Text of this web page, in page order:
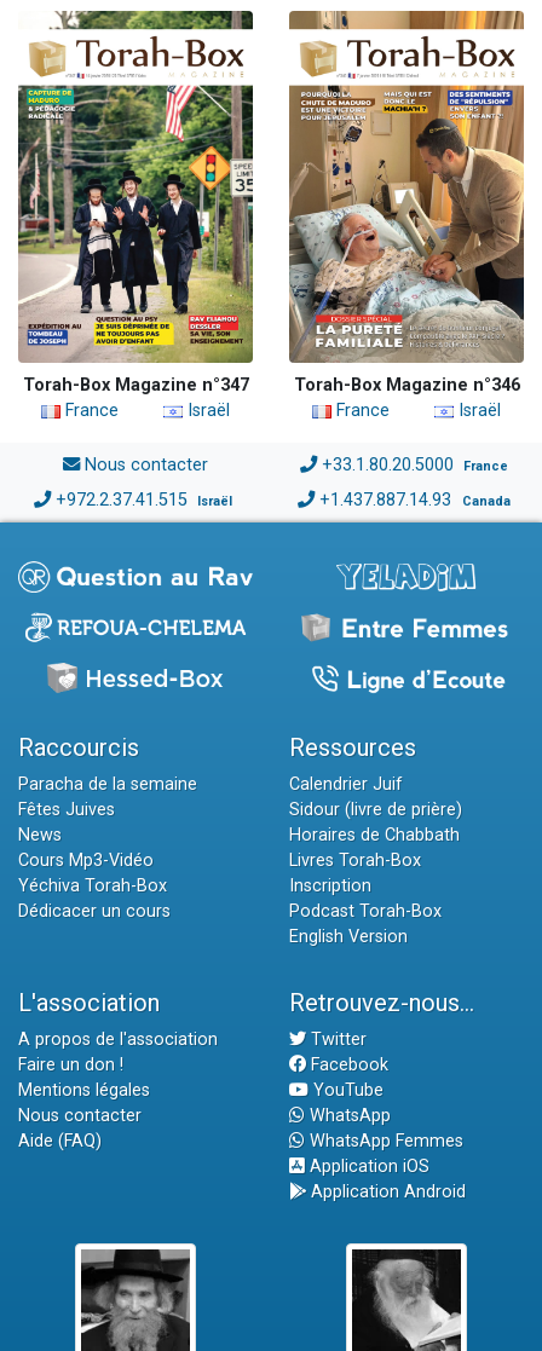
Torah-Box Magazine n°347
France
Israël
Torah-Box Magazine n°346
France
Israël
Nous contacter +33.1.80.20.5000 France
+972.2.37.41.515 Israël +1.437.887.14.93 Canada
Raccourcis
Paracha de la semaine
Fêtes Juives
News
Cours Mp3-Vidéo
Yéchiva Torah-Box
Dédicacer un cours
Ressources
Calendrier Juif
Sidour (livre de prière)
Horaires de Chabbath
Livres Torah-Box
Inscription
Podcast Torah-Box
English Version
L'association
A propos de l'association
Faire un don !
Mentions légales
Nous contacter
Aide (FAQ)
Retrouvez-nous...
Twitter
Facebook
YouTube
WhatsApp
WhatsApp Femmes
Application iOS
Application Android